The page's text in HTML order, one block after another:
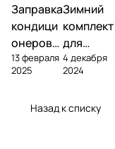
Заправка
кондици
онеров
фреоном
13 февраля
2025
Зимний
комплект
для
кондици
онера
4 декабря
2024
Назад к списку